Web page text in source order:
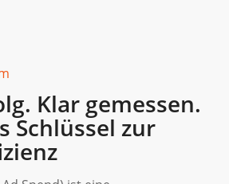
Klar gemessen.
Schlüssel zur